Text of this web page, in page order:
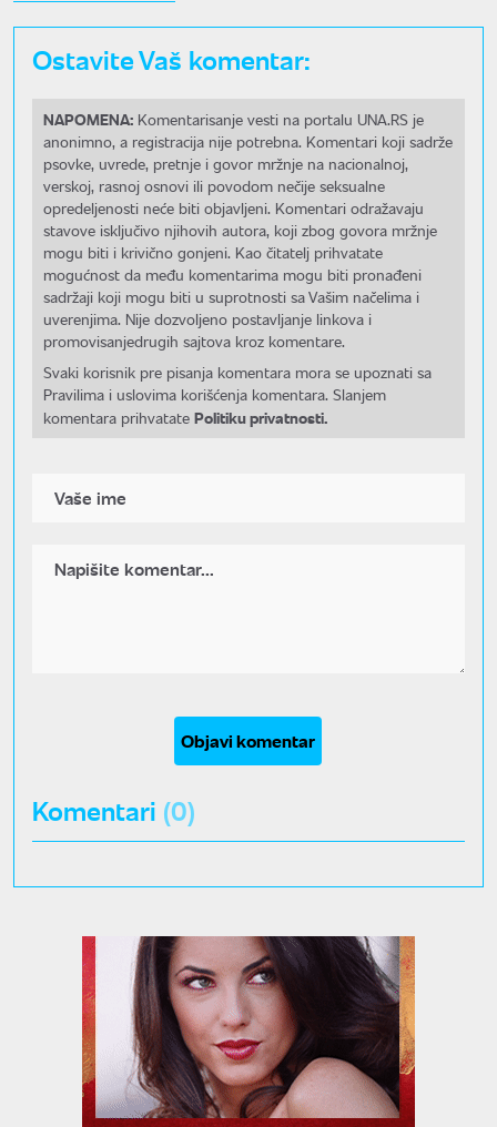
Ostavite Vaš komentar:
NAPOMENA: Komentarisanje vesti na portalu UNA.RS je
anonimno, a registracija nije potrebna. Komentari koji sadrže
psovke, uvrede, pretnje i govor mržnje na nacionalnoj,
verskoj, rasnoj osnovi ili povodom nečije seksualne
opredeljenosti neće biti objavljeni. Komentari odražavaju
stavove isključivo njihovih autora, koji zbog govora mržnje
mogu biti i krivično gonjeni. Kao čitatelj prihvatate
mogućnost da među komentarima mogu biti pronađeni
sadržaji koji mogu biti u suprotnosti sa Vašim načelima i
uverenjima. Nije dozvoljeno postavljanje linkova i
promovisanjedrugih sajtova kroz komentare.
Svaki korisnik pre pisanja komentara mora se upoznati sa
Pravilima i uslovima korišćenja komentara. Slanjem
komentara prihvatate Politiku privatnosti.
Objavi komentar
Komentari (0)